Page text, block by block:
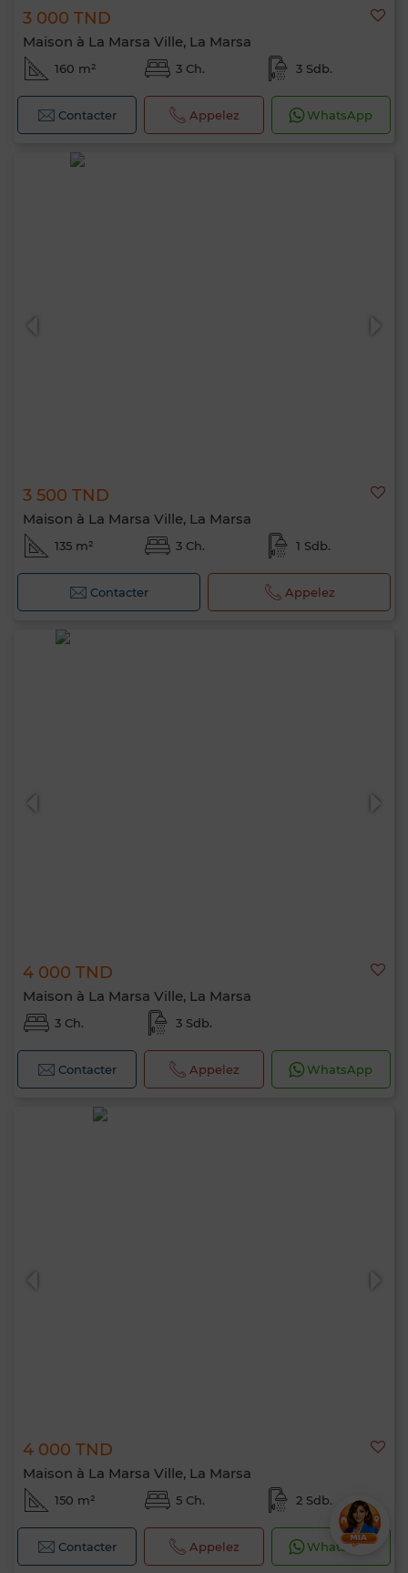
3 000 TND
Maison à La Marsa Ville, La Marsa
160 m² 3 Ch. 3 Sdb.
Contacter Appelez WhatsApp
3 500 TND
Maison à La Marsa Ville, La Marsa
135 m² 3 Ch. 1 Sdb.
Contacter Appelez
4 000 TND
Maison à La Marsa Ville, La Marsa
3 Ch. 3 Sdb.
Contacter Appelez WhatsApp
4 000 TND
Maison à La Marsa Ville, La Marsa
150 m² 5 Ch. 2 Sdb.
Contacter Appelez WhatsApp